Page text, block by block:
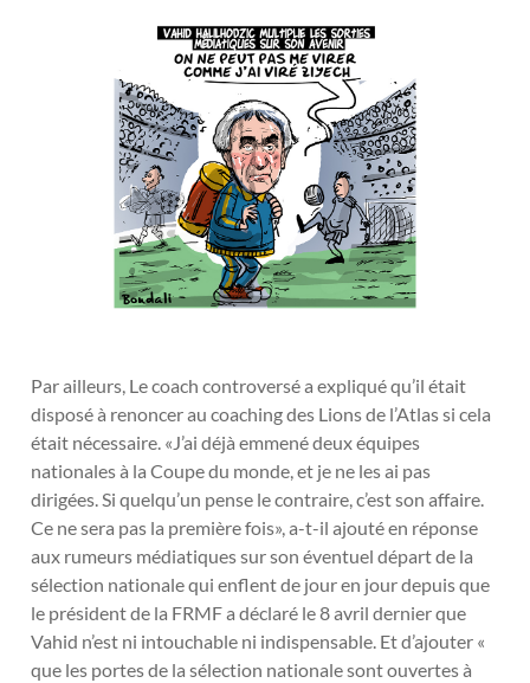
Par ailleurs, Le coach controversé a expliqué qu’il était
disposé à renoncer au coaching des Lions de l’Atlas si cela
était nécessaire. «J’ai déjà emmené deux équipes
nationales à la Coupe du monde, et je ne les ai pas
dirigées. Si quelqu’un pense le contraire, c’est son affaire.
Ce ne sera pas la première fois», a-t-il ajouté en réponse
aux rumeurs médiatiques sur son éventuel départ de la
sélection nationale qui enflent de jour en jour depuis que
le président de la FRMF a déclaré le 8 avril dernier que
Vahid n’est ni intouchable ni indispensable. Et d’ajouter «
que les portes de la sélection nationale sont ouvertes à